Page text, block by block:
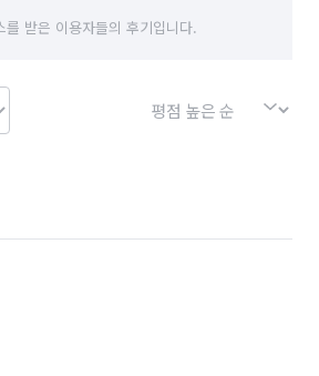
받은 이용자들의 후기입니다.